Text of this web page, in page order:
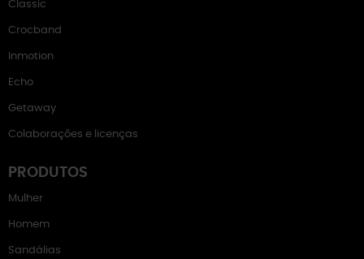
Classic
Crocband
Inmotion
Echo
Getaway
Colaborações e licenças
PRODUTOS
Mulher
Homem
Sandálias